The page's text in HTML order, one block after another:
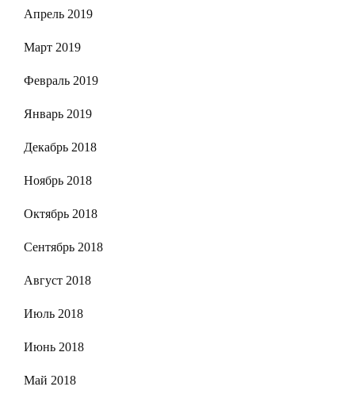
Апрель 2019
Март 2019
Февраль 2019
Январь 2019
Декабрь 2018
Ноябрь 2018
Октябрь 2018
Сентябрь 2018
Август 2018
Июль 2018
Июнь 2018
Май 2018